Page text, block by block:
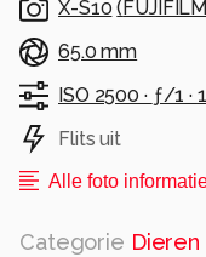
X-S10 (FUJIFILM
65.0 mm
ISO 2500 · ƒ/1 ·
Flits uit
Alle foto
Categorie Dieren